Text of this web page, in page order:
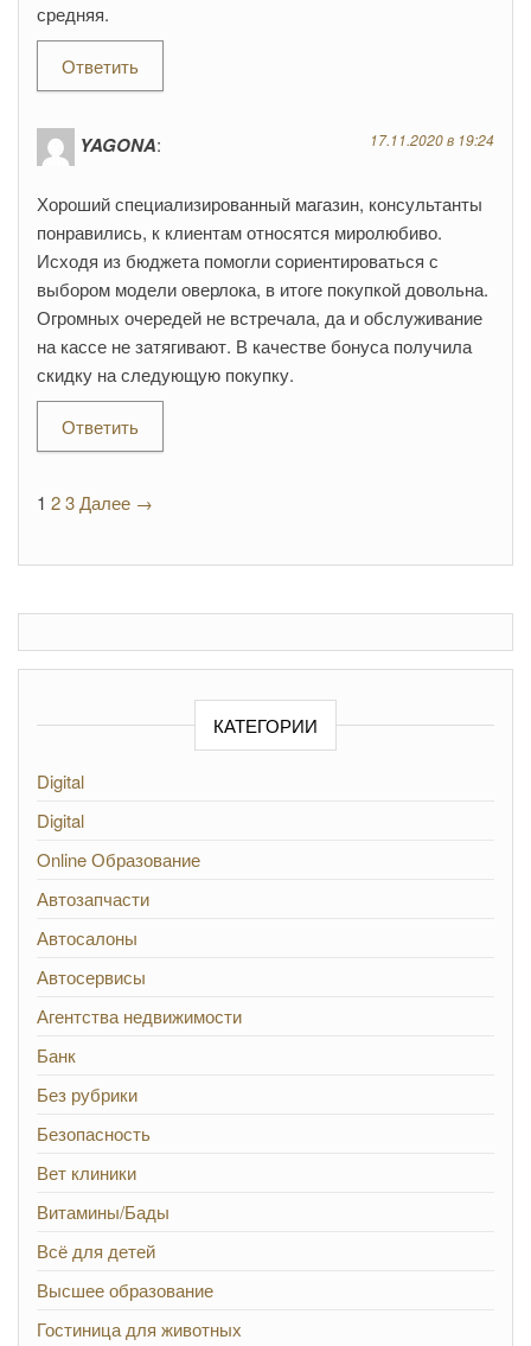
средняя.
Ответить
YAGONA: 17.11.2020 в 19:24
Хороший специализированный магазин, консультанты
понравились, к клиентам относятся миролюбиво.
Исходя из бюджета помогли сориентироваться с
выбором модели оверлока, в итоге покупкой довольна.
Огромных очередей не встречала, да и обслуживание
на кассе не затягивают. В качестве бонуса получила
скидку на следующую покупку.
Ответить
1 23Далее →
КАТЕГОРИИ
Digital
Digital
Online Образование
Автозапчасти
Автосалоны
Автосервисы
Агентства недвижимости
Банк
Без рубрики
Безопасность
Вет клиники
Витамины/Бады
Всё для детей
Высшее образование
Гостиница для животных